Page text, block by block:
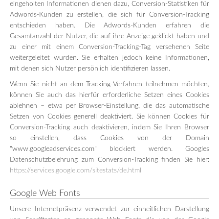
eingeholten Informationen dienen dazu, Conversion-Statistiken für
Adwords-Kunden zu erstellen, die sich für Conversion-Tracking
entschieden haben. Die Adwords-Kunden erfahren die
Gesamtanzahl der Nutzer, die auf ihre Anzeige geklickt haben und
zu einer mit einem Conversion-Tracking-Tag versehenen Seite
weitergeleitet wurden. Sie erhalten jedoch keine Informationen,
mit denen sich Nutzer persönlich identifizieren lassen.
Wenn Sie nicht an dem Tracking-Verfahren teilnehmen möchten,
können Sie auch das hierfür erforderliche Setzen eines Cookies
ablehnen – etwa per Browser-Einstellung, die das automatische
Setzen von Cookies generell deaktiviert. Sie können Cookies für
Conversion-Tracking auch deaktivieren, indem Sie Ihren Browser
so einstellen, dass Cookies von der Domain
"www.googleadservices.com" blockiert werden. Googles
Datenschutzbelehrung zum Conversion-Tracking finden Sie hier:
https://services.google.com/sitestats/de.html
Google Web Fonts
Unsere Internetpräsenz verwendet zur einheitlichen Darstellung